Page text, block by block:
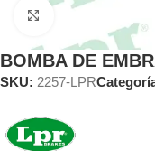
BOMBA DE
SKU: 2257-LPR